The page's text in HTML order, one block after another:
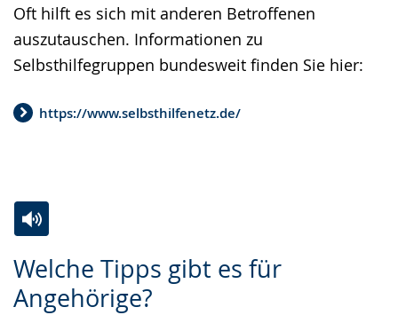
Oft hilft es sich mit anderen Betroffenen
auszutauschen. Informationen zu
Selbsthilfegruppen bundesweit finden Sie hier:
https://www.selbsthilfenetz.de/
Welche Tipps gibt es für
Angehörige?
Leichten
Sprache
Audio-
Unterstützung.
Video
in